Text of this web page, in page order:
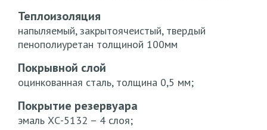
Теплоизоляция
напыляемый, закрытоячеистый, твердый
пенополиуретан толщиной 100мм
Покрывной слой
оцинкованная сталь, толщина 0,5 мм;
Покрытие резервуара
эмаль ХС-5132 – 4 слоя;